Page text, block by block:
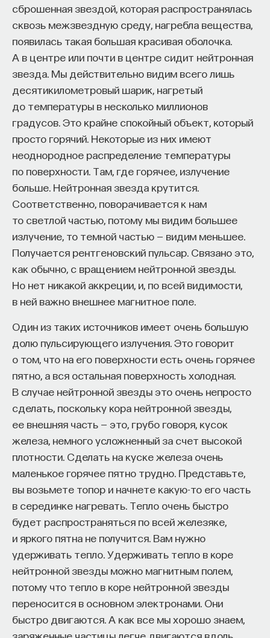
сброшенная звездой, которая распространялась
сквозь межзвездную среду, нагребла вещества,
появилась такая большая красивая оболочка.
А в центре или почти в центре сидит нейтронная
звезда. Мы действительно видим всего лишь
десятикилометровый шарик, нагретый
до температуры в несколько миллионов
градусов. Это крайне спокойный объект, который
просто горячий. Некоторые из них имеют
неоднородное распределение температуры
по поверхности. Там, где горячее, излучение
больше. Нейтронная звезда крутится.
Соответственно, поворачивается к нам
то светлой частью, потому мы видим большее
излучение, то темной частью — видим меньшее.
Получается рентгеновский пульсар. Связано это,
как обычно, с вращением нейтронной звезды.
Но нет никакой аккреции, и, по всей видимости,
в ней важно внешнее магнитное поле.
Один из таких источников имеет очень большую
долю пульсирующего излучения. Это говорит
о том, что на его поверхности есть очень горячее
пятно, а вся остальная поверхность холодная.
В случае нейтронной звезды это очень непросто
сделать, поскольку кора нейтронной звезды,
ее внешняя часть — это, грубо говоря, кусок
железа, немного усложненный за счет высокой
плотности. Сделать на куске железа очень
маленькое горячее пятно трудно. Представьте,
вы возьмете топор и начнете какую-то его часть
в серединке нагревать. Тепло очень быстро
будет распространяться по всей железяке,
и яркого пятна не получится. Вам нужно
удерживать тепло. Удерживать тепло в коре
нейтронной звезды можно магнитным полем,
потому что тепло в коре нейтронной звезды
переносится в основном электронами. Они
быстро двигаются. А как все мы хорошо знаем,
заряженные частицы легче двигаются вдоль
Внеси свой вклад в дело
просвещения!
ПОДДЕРЖАТЬ ПОСТНАУКУ
лучше качество света. На самом деле так оно
и есть. Если свет рассматривать как волну,
то у нее бывает длина волны и еще устойчивость
во времени.
Создание лазера открыло и для голографии
большие перспективы. Это было связано с тем,
что качество оптического излучения,
генерируемое лазером, гораздо выше, чем все,
что мы видим в природе. И это
высококогерентное лазерное излучение
оказалось совершенно необходимым для того,
чтобы записывать голограммы. То есть
голография образовалась как метод до открытия
лазера, а с открытием лазера она получила
бурное развитие. И здесь надо назвать кроме
Денниса Габора еще двух ученых — это
американцы Лейт и Упатниекс. Они в начале 1960-
х годов занимались способами регистрации
информации на основе метода Габора. А наши
ученые (в частности, был у нас замечательный
ученый Юрий Денисюк, живший и работавший
в Санкт-Петербурге, тогда Ленинграде) пошли
по несколько иному пути. Преемственность этого
пути можно возвести к Липпману.
Габриэль Липпман очень интересный человек.
Он жил в конце XIX века и активно работал.
И он открыл новый способ фотографической
регистрации информации. Они так и назывались —
фотографии Липпмана. По сути, Липпман открыл
голографию, только он не называл это
голографией. Он не ставил перед собой цель
создать объемные изображения — он ставил цель
зарегистрировать изображение в естественных
цветах. И оказалось, что эти естественные цвета
образуются именно тогда, когда фактически
регистрируется голограмма. Но голограммы
на нынешний лад — это голограммы
сфокусированных изображений. То есть Липпман